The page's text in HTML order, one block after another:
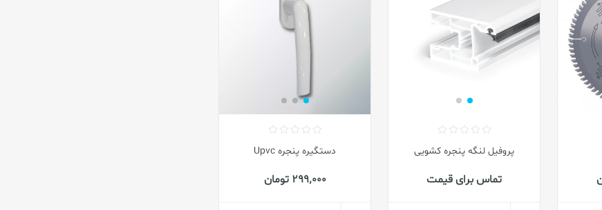
پروفیل لنگه پنجره کشویی
تماس برای قیمت
دستگیره پنجره Upvc
299٬000 تومان